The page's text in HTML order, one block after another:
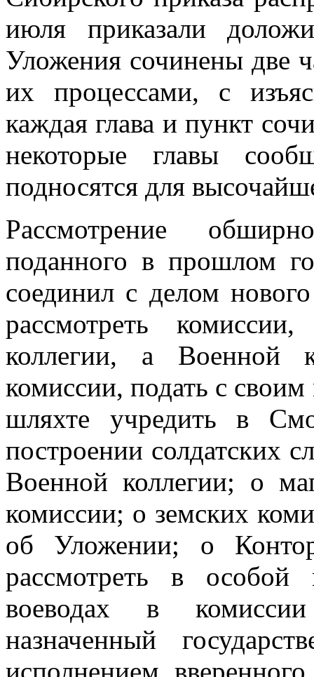
июля приказали
Уложения сочинены две
их процессами, с
каждая глава и пункт
некоторые главы
подносятся для
Рассмотрение
поданного в прошлом
соединил с делом
рассмотреть
коллегии, а Военной
комиссии, подать с
шляхте учредить в
построении солдатских
Военной коллегии; о
комиссии; о земских
об Уложении; о
рассмотреть в особой
воеводах в
назначенный